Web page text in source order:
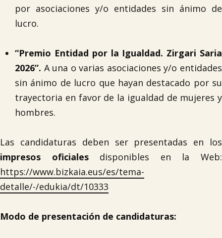
por asociaciones y/o entidades sin ánimo de
lucro.
“Premio Entidad por la Igualdad. Zirgari Saria
2026”. A una o varias asociaciones y/o entidades
sin ánimo de lucro que hayan destacado por su
trayectoria en favor de la igualdad de mujeres y
hombres.
Las candidaturas deben ser presentadas en los
impresos oficialesdisponibles en la Web:
https://www.bizkaia.eus/es/tema-
detalle/-/edukia/dt/10333
Modo de presentación de candidaturas: